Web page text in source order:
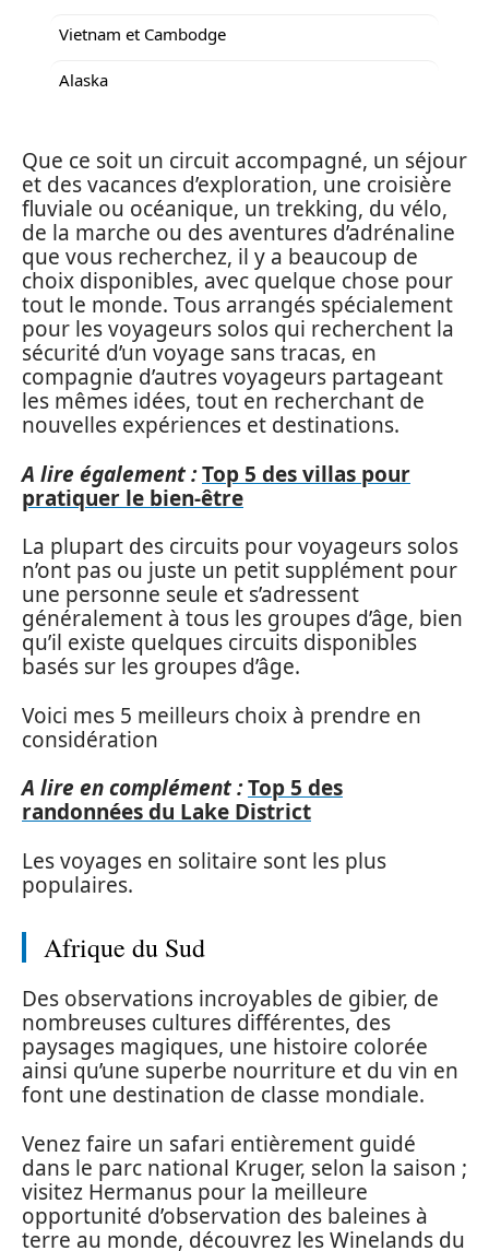
Vietnam et Cambodge
Alaska
Que ce soit un circuit accompagné, un séjour
et des vacances d’exploration, une croisière
fluviale ou océanique, un trekking, du vélo,
de la marche ou des aventures d’adrénaline
que vous recherchez, il y a beaucoup de
choix disponibles, avec quelque chose pour
tout le monde. Tous arrangés spécialement
pour les voyageurs solos qui recherchent la
sécurité d’un voyage sans tracas, en
compagnie d’autres voyageurs partageant
les mêmes idées, tout en recherchant de
nouvelles expériences et destinations.
A lire également :Top 5 des villas pour
pratiquer le bien-être
La plupart des circuits pour voyageurs solos
n’ont pas ou juste un petit supplément pour
une personne seule et s’adressent
généralement à tous les groupes d’âge, bien
qu’il existe quelques circuits disponibles
basés sur les groupes d’âge.
Voici mes 5 meilleurs choix à prendre en
considération
A lire en complément :Top 5 des
randonnées du Lake District
Les voyages en solitaire sont les plus
populaires.
Afrique du Sud
Des observations incroyables de gibier, de
nombreuses cultures différentes, des
paysages magiques, une histoire colorée
ainsi qu’une superbe nourriture et du vin en
font une destination de classe mondiale.
Venez faire un safari entièrement guidé
dans le parc national Kruger, selon la saison ;
visitez Hermanus pour la meilleure
opportunité d’observation des baleines à
terre au monde, découvrez les Winelands du